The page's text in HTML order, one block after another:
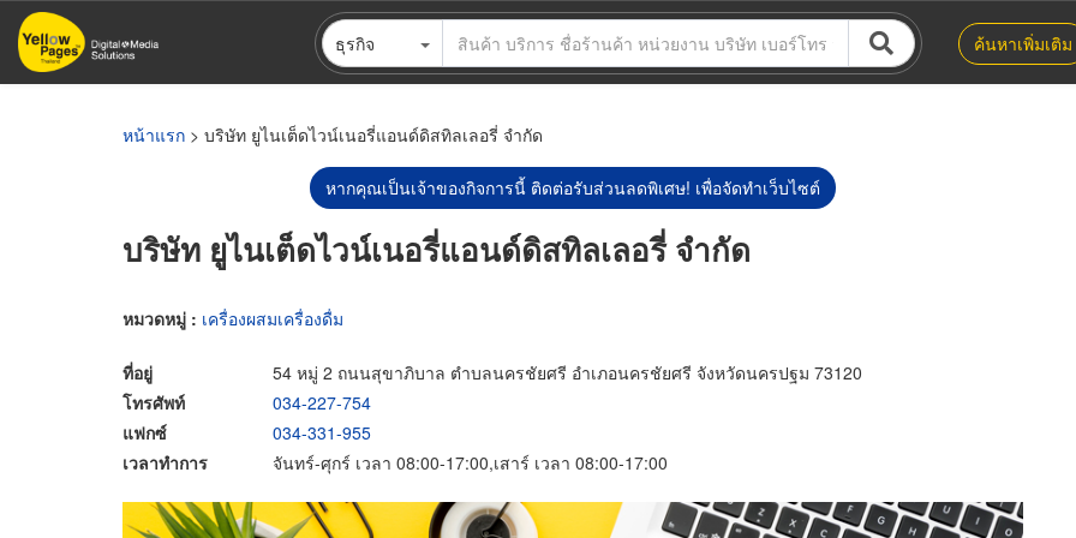
ข้าม
ไป
ธุรกิจ ค้นหาเพิ่มเติม
หน้าแรก > บริษัท ยูไนเต็ดไวน์เนอรี่แอนด์ดิสทิลเลอรี่ จำกัด
หากคุณเป็นเจ้าของกิจการนี้ ติดต่อรับส่วนลดพิเศษ! เพื่อจัดทำเว็บไซต์
บริษัท ยูไนเต็ดไวน์เนอรี่แอนด์ดิสทิลเลอรี่ จำกัด
หมวดหมู่ : เครื่องผสมเครื่องดื่ม
ที่อยู่
54 หมู่ 2 ถนนสุขาภิบาล ตำบลนครชัยศรี อำเภอนครชัยศรี จังหวัดนครปฐม 73120
โทรศัพท์
034-227-754
แฟกซ์
034-331-955
เวลาทำการ
จันทร์-ศุกร์ เวลา 08:00-17:00,เสาร์ เวลา 08:00-17:00